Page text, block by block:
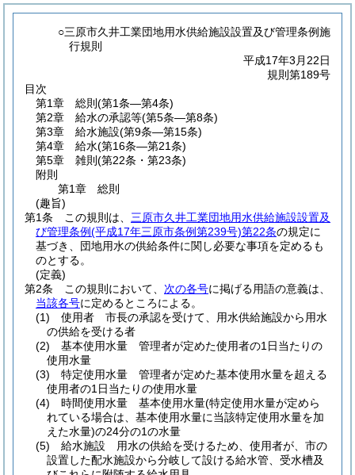
○三原市久井工業団地用水供給施設設置及び管理条例施
行規則
平成17年3月22日
規則第189号
目次
第1章
総則 (第1条―第4条)
第2章
給水の承認等(第5条―第8条)
第3章
給水施設(第9条―第15条)
第4章
給水(第16条―第21条)
第5章
雑則 (第22条・第23条)
附則
第1章
総則
(趣旨)
第1条
この規則は、 三原市久井工業団地用水供給施設設置及
び管理条例(平成17年三原市条例第239号)第22条の規定に
基づき、団地用水の供給条件に関し必要な事項を定めるも
のとする。
(定義)
第2条
この規則において、 次の各号に掲げる用語の意義は、
当該各号に定めるところによる。
(1)
使用者 市長の承認を受けて、用水供給施設から用水
の供給を受ける者
(2)
基本使用水量 管理者が定めた使用者の1日当たりの
使用水量
(3)
特定使用水量 管理者が定めた基本使用水量を超える
使用者の1日当たりの使用水量
(4)
時間使用水量 基本使用水量(特定使用水量が定めら
れている場合は、基本使用水量に当該特定使用水量を加
えた水量)の24分の1の水量
(5)
給水施設 用水の供給を受けるため、使用者が、市の
設置した配水施設から分岐して設ける給水管、受水槽及